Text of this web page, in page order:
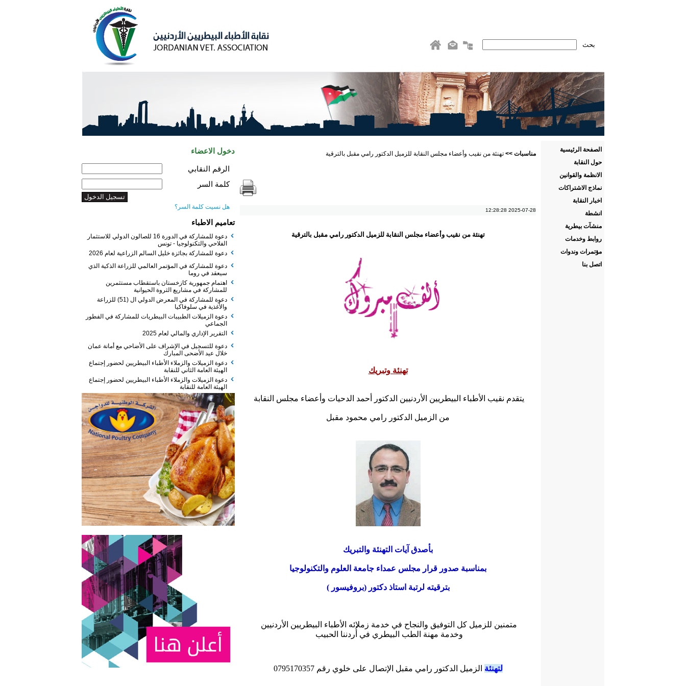
الصفحة الرئيسية
حول النقابة
الانظمة والقوانين
نماذج الاشتراكات
اخبار النقابة
انشطة
منشآت بيطرية
روابط وخدمات
مؤتمرات وندوات
اتصل بنا
مناسبات >> تهنئة من نقيب وأعضاء مجلس النقابة للزميل الدكتور رامي مقبل بالترقية
2025-07-28 12:28:28
تهنئة من نقيب وأعضاء مجلس النقابة للزميل الدكتور رامي مقبل بالترقية
تهنئة وتبريك
يتقدم نقيب الأطباء البيطريين الأردنيين الدكتور أحمد الدحيات وأعضاء مجلس النقابة
من الزميل الدكتور رامي محمود مقبل
بأصدق آيات التهنئة والتبريك
بمناسبة صدور قرار مجلس عمداء جامعة العلوم والتكنولوجيا
بترقيته لرتبة استاذ دكتور (بروفيسور )
متمنين للزميل كل التوفيق والنجاح في خدمة زملائه الأطباء البيطريين الأردنيين
وخدمة مهنة الطب البيطري في أُردننا الحبيب
لتهنئة الزميل الدكتور رامي مقبل الإتصال على خلوي رقم 0795170357
دخول الاعضاء
الرقم النقابي
كلمة السر
هل نسيت كلمة السر؟
تعاميم الاطباء
دعوة للمشاركة في الدورة 16 للصالون الدولي للاستثمار
الفلاحي والتكنولوجيا - تونس
دعوة للمشاركة بجائزة خليل السالم الزراعية لعام 2026
دعوة للمشاركة في المؤتمر العالمي للزراعة الذكية الذي
سيعقد في روما
اهتمام جمهورية كازخستان باستقطاب مستثمرين
للمشاركة في مشاريع الثروة الحيوانية
دعوة للمشاركة في المعرض الدولي ال (51) للزراعة
والأغذية في سلوفاكيا
دعوة الزميلات الطبيبات البيطريات للمشاركة في الفطور
الجماعي
التقرير الإداري والمالي لعام 2025
دعوة للتسجيل في الإشراف على الأضاحي مع أمانة عمان
خلال عيد الأضحى المبارك
دعوة الزميلات والزملاء الأطباء البيطريين لحضور إجتماع
الهيئة العامة الثاني للنقابة
دعوة الزميلات والزملاء الأطباء البيطريين لحضور إجتماع
الهيئة العامة للنقابة